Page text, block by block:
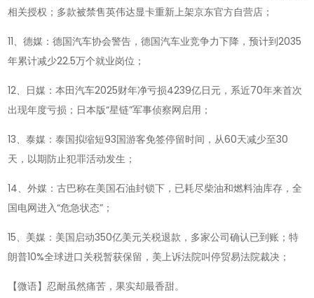
相关授权；多款被禁售英伟达显卡重新上架京东官方自营店；
11、德媒：德国汽车协会警告，德国汽车业竞争力下降，预计到2035
年累计减少22.5万个就业岗位；
12、日媒：本田汽车2025财年净亏损4239亿日元，系近70年来首次
出现年度亏损；日本版“星链”军事侦察网启用；
13、泰媒：泰国拟缩短93国游客免签停留时间，从60天减少至30
天，以期防止犯罪活动发生；
14、外媒：古巴称在美国石油封锁下，已耗尽柴油和燃料油库存，全
国电网进入“危急状态”；
15、美媒：美国启动350亿美元关税退款，多家公司确认已到账；特
朗普10%全球进口关税暂获保留，美上诉法院叫停贸易法院裁决；
【微语】忍耐虽然痛苦，果实却最香甜。